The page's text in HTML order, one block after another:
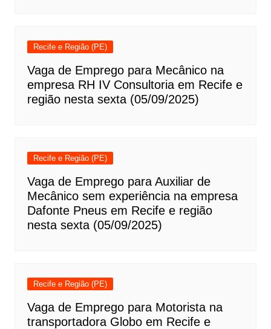
Recife e Região (PE)
Vaga de Emprego para Mecânico na
empresa RH IV Consultoria em Recife e
região nesta sexta (05/09/2025)
Recife e Região (PE)
Vaga de Emprego para Auxiliar de
Mecânico sem experiência na empresa
Dafonte Pneus em Recife e região
nesta sexta (05/09/2025)
Recife e Região (PE)
Vaga de Emprego para Motorista na
transportadora Globo em Recife e